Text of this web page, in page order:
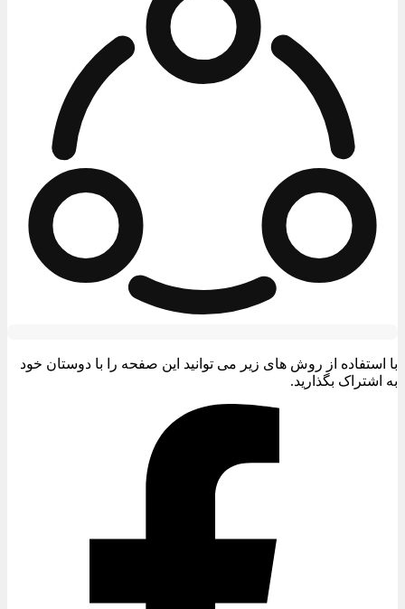
با استفاده از روش های زیر می توانید این صفحه را با دوستان خود
به اشتراک بگذارید.